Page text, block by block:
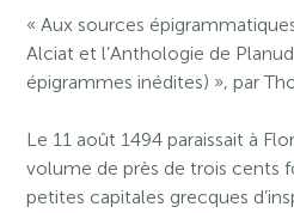
« Aux sources
Alciat et l’Anthologie de
épigrammes inédites) », par
Le 11 août 1494 paraissait à
volume de près de trois cents
petites capitales grecques